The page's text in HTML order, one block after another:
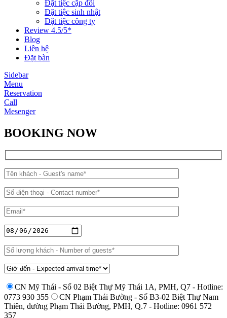
Đặt tiệc cặp đôi
Đặt tiệc sinh nhật
Đặt tiệc công ty
Review 4.5/5*
Blog
Liên hệ
Đặt bàn
Sidebar
Menu
Reservation
Call
Mesenger
BOOKING NOW
CN Mỹ Thái - Số 02 Biệt Thự Mỹ Thái 1A, PMH, Q7 - Hotline:
0773 930 355
CN Phạm Thái Bường - Số B3-02 Biệt Thự Nam
Thiên, đường Phạm Thái Bường, PMH, Q.7 - Hotline: 0961 572
357